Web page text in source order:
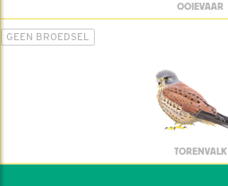
OOIEVAAR
GEEN BROEDSEL
TORENVALK